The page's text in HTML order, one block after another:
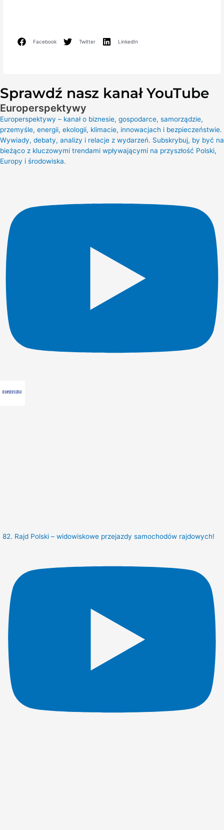
Facebook Twitter LinkedIn
Sprawdź nasz kanał YouTube
Europerspektywy
Europerspektywy – kanał o biznesie, gospodarce, samorządzie,
przemyśle, energii, ekologii, klimacie, innowacjach i bezpieczeństwie.
Wywiady, debaty, analizy i relacje z wydarzeń. Subskrybuj, by być na
bieżąco z kluczowymi trendami wpływającymi na przyszłość Polski,
Europy i środowiska.
82. Rajd Polski – widowiskowe przejazdy samochodów rajdowych!